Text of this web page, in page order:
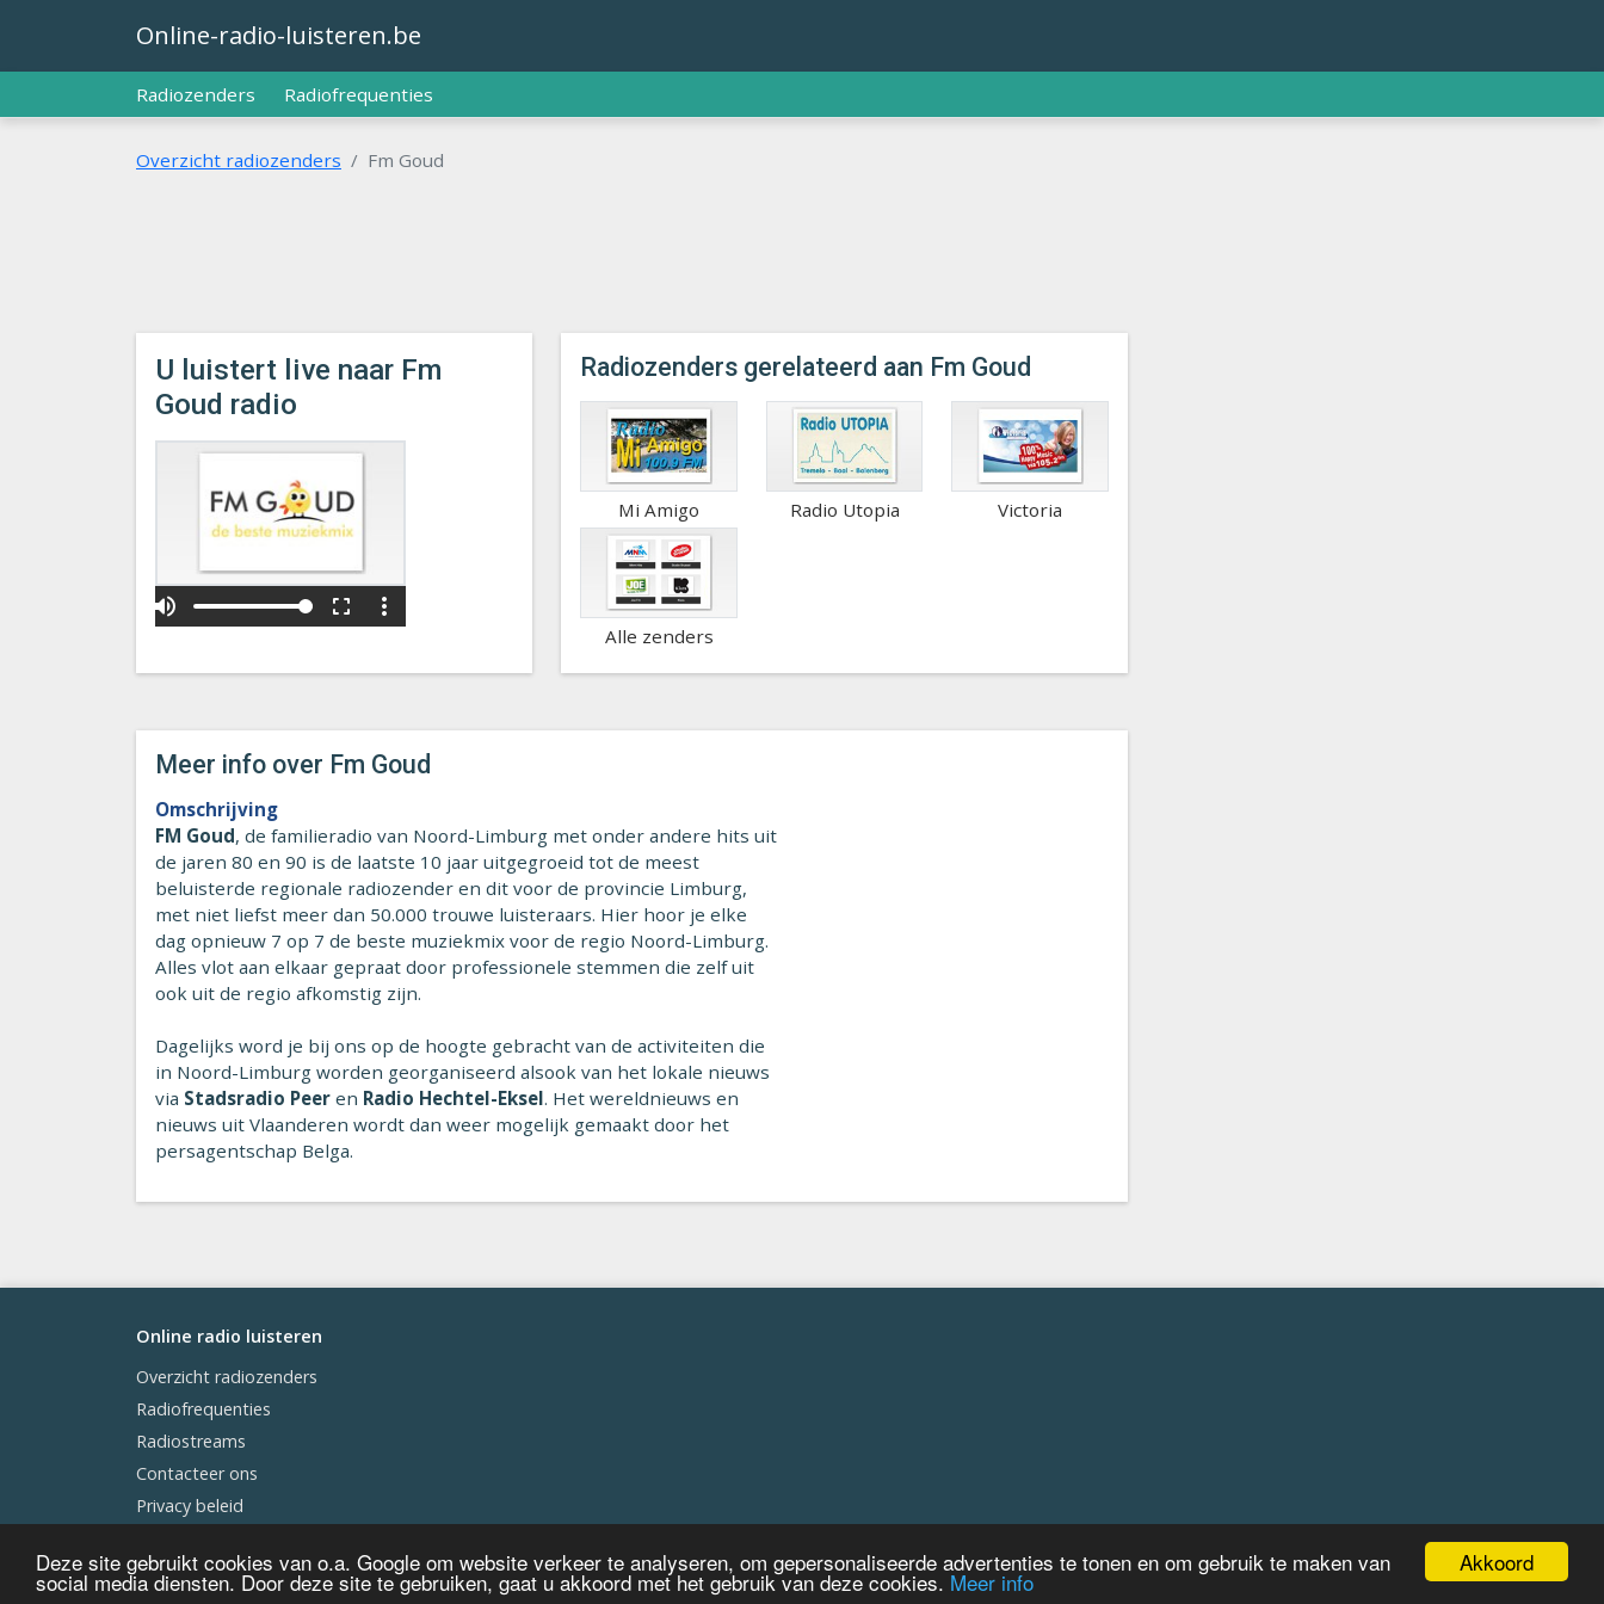
Akkoord
Deze site gebruikt cookies van o.a. Google om website verkeer te analyseren, om gepersonaliseerde advertenties te tonen en om gebruik te maken van
social media diensten. Door deze site te gebruiken, gaat u akkoord met het gebruik van deze cookies. Meer info
Online-radio-luisteren.be
Radiozenders Radiofrequenties
Overzicht radiozenders Fm Goud
U luistert live naar Fm
Goud radio
volume_up fullscreen more_vert
Radiozenders gerelateerd aan Fm Goud
Mi Amigo Radio Utopia Victoria
Alle zenders
Meer info over Fm Goud
Omschrijving
FM Goud, de familieradio van Noord-Limburg met onder andere hits uit
de jaren 80 en 90 is de laatste 10 jaar uitgegroeid tot de meest
beluisterde regionale radiozender en dit voor de provincie Limburg,
met niet liefst meer dan 50.000 trouwe luisteraars. Hier hoor je elke
dag opnieuw 7 op 7 de beste muziekmix voor de regio Noord-Limburg.
Alles vlot aan elkaar gepraat door professionele stemmen die zelf uit
ook uit de regio afkomstig zijn.
Dagelijks word je bij ons op de hoogte gebracht van de activiteiten die
in Noord-Limburg worden georganiseerd alsook van het lokale nieuws
via Stadsradio Peer en Radio Hechtel-Eksel. Het wereldnieuws en
nieuws uit Vlaanderen wordt dan weer mogelijk gemaakt door het
persagentschap Belga.
Online radio luisteren
Overzicht radiozenders
Radiofrequenties
Radiostreams
Contacteer ons
Privacy beleid
© 2009 - 2026 - Online-radio-luisteren.be